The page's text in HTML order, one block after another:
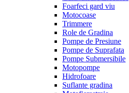
Foarfeci gard viu
Motocoase
Trimmere
Role de Gradina
Pompe de Presiune
Pompe de Suprafata
Pompe Submersibile
Motopompe
Hidrofoare
Suflante gradina